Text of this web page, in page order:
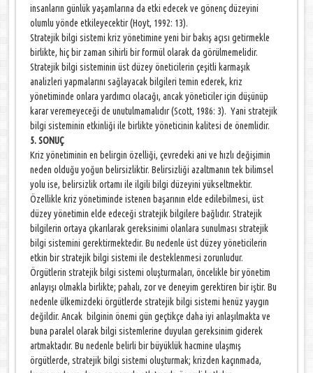
insanların günlük yaşamlarına da etki edecek ve gönenç düzeyini
olumlu yönde etkileyecektir (Hoyt, 1992: 13).
Stratejik bilgi sistemi kriz yönetimine yeni bir bakış açısı getirmekle
birlikte, hiç bir zaman sihirli bir formül olarak da görülmemelidir.
Stratejik bilgi sisteminin üst düzey öneticilerin çeşitli karmaşık
analizleri yapmalarını sağlayacak bilgileri temin ederek, kriz
yönetiminde onlara yardımcı olacağı, ancak yöneticiler için düşünüp
karar veremeyeceği de unutulmamalıdır (Scott, 1986: 3). Yani stratejik
bilgi sisteminin etkinliği ile birlikte yöneticinin kalitesi de önemlidir.
5. SONUÇ
Kriz yönetiminin en belirgin özelliği, çevredeki ani ve hızlı değişimin
neden olduğu yoğun belirsizliktir. Belirsizliği azaltmanın tek bilimsel
yolu ise, belirsizlik ortamı ile ilgili bilgi düzeyini yükseltmektir.
Özellikle kriz yönetiminde istenen başarının elde edilebilmesi, üst
düzey yönetimin elde edeceği stratejik bilgilere bağlıdır. Stratejik
bilgilerin ortaya çıkarılarak gereksinimi olanlara sunulması stratejik
bilgi sistemini gerektirmektedir. Bu nedenle üst düzey yöneticilerin
etkin bir stratejik bilgi sistemi ile desteklenmesi zorunludur.
Örgütlerin stratejik bilgi sistemi oluşturmaları, öncelikle bir yönetim
anlayışı olmakla birlikte; pahalı, zor ve deneyim gerektiren bir iştir. Bu
nedenle ülkemizdeki örgütlerde stratejik bilgi sistemi henüz yaygın
değildir. Ancak bilginin önemi gün geçtikçe daha iyi anlaşılmakta ve
buna paralel olarak bilgi sistemlerine duyulan gereksinim giderek
artmaktadır. Bu nedenle belirli bir büyüklük hacmine ulaşmış
örgütlerde, stratejik bilgi sistemi oluşturmak; krizden kaçınmada,